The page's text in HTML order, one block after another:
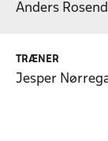
Anders
TRÆNER
Jesper